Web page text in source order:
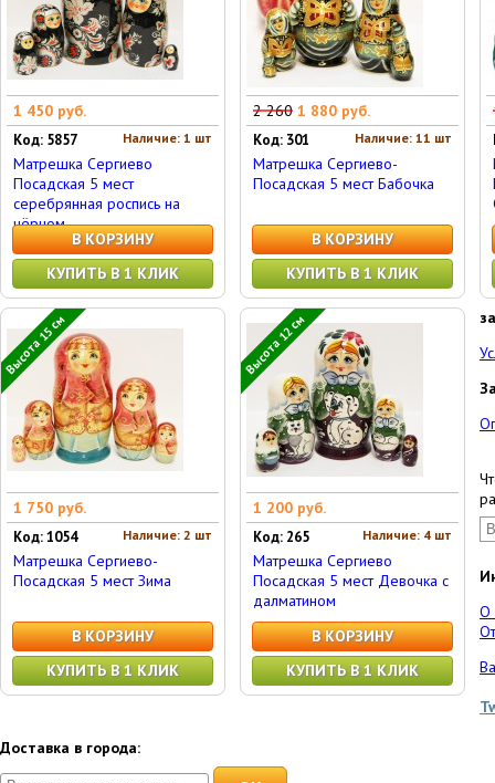
1 450 руб.
Наличие: 1 шт
Код: 5857
Матрешка Сергиево
Посадская 5 мест
серебрянная роспись на
чёрном...
В КОРЗИНУ
КУПИТЬ В 1 КЛИК
2 260 1 880 руб.
Наличие: 11 шт
Код: 301
Матрешка Сергиево-
Посадская 5 мест Бабочка
В КОРЗИНУ
КУПИТЬ В 1 КЛИК
Высота 15 см
1 750 руб.
Наличие: 2 шт
Код: 1054
Матрешка Сергиево-
Посадская 5 мест Зима
В КОРЗИНУ
КУПИТЬ В 1 КЛИК
Высота 12 см
1 200 руб.
Наличие: 4 шт
Код: 265
Матрешка Сергиево
Посадская 5 мест Девочка с
далматином
В КОРЗИНУ
КУПИТЬ В 1 КЛИК
О
Доставка в города: